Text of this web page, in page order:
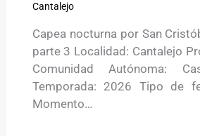
Cantalejo
Capea nocturna por San
parte 3 Localidad: Cantalejo
Comunidad Autónoma:
Temporada: 2026 Tipo de
Momento…